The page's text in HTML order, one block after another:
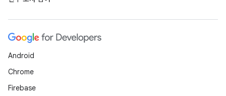
Android
Chrome
Firebase